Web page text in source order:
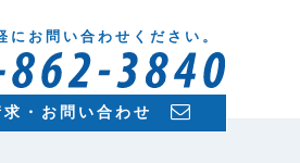
にお問い合わせください。
求・お問い合わせ